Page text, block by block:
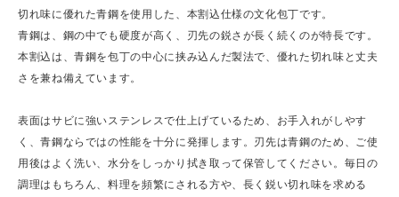
切れ味に優れた青鋼を使用した、本割込仕様の文化包丁です。
青鋼は、鋼の中でも硬度が高く、刃先の鋭さが長く続くのが特長です。
本割込は、青鋼を包丁の中心に挟み込んだ製法で、優れた切れ味と丈夫
さを兼ね備えています。
表面はサビに強いステンレスで仕上げているため、お手入れがしやす
く、青鋼ならではの性能を十分に発揮します。刃先は青鋼のため、ご使
用後はよく洗い、水分をしっかり拭き取って保管してください。毎日の
調理はもちろん、料理を頻繁にされる方や、長く鋭い切れ味を求める